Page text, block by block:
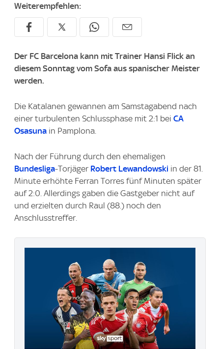
Weiterempfehlen:
Der FC Barcelona kann mit Trainer Hansi Flick an
diesem Sonntag vom Sofa aus spanischer Meister
werden.
Die Katalanen gewannen am Samstagabend nach
einer turbulenten Schlussphase mit 2:1 bei CA
Osasuna in Pamplona.
Nach der Führung durch den ehemaligen
Bundesliga-Torjäger Robert Lewandowski in der 81.
Minute erhöhte Ferran Torres fünf Minuten später
auf 2:0. Allerdings gaben die Gastgeber nicht auf
und erzielten durch Raul (88.) noch den
Anschlusstreffer.